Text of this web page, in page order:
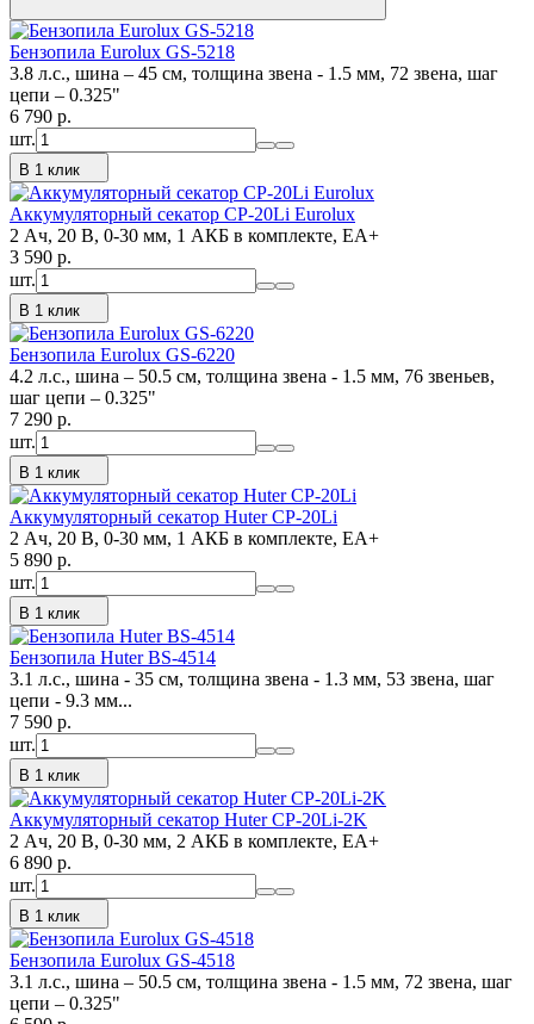
Бензопила Eurolux GS-5218
3.8 л.с., шина – 45 см, толщина звена - 1.5 мм, 72 звена, шаг
цепи – 0.325"
6 790 p.
шт.
В 1 клик
Аккумуляторный секатор CP-20Li Eurolux
2 Ач, 20 В, 0-30 мм, 1 АКБ в комплекте, ЕА+
3 590 p.
шт.
В 1 клик
Бензопила Eurolux GS-6220
4.2 л.с., шина – 50.5 см, толщина звена - 1.5 мм, 76 звеньев,
шаг цепи – 0.325"
7 290 p.
шт.
В 1 клик
Аккумуляторный секатор Huter СР-20Li
2 Ач, 20 В, 0-30 мм, 1 АКБ в комплекте, ЕА+
5 890 p.
шт.
В 1 клик
Бензопила Huter BS-4514
3.1 л.с., шина - 35 см, толщина звена - 1.3 мм, 53 звена, шаг
цепи - 9.3 мм...
7 590 p.
шт.
В 1 клик
Аккумуляторный секатор Huter СР-20Li-2K
2 Ач, 20 В, 0-30 мм, 2 АКБ в комплекте, EA+
6 890 p.
шт.
В 1 клик
Бензопила Eurolux GS-4518
3.1 л.с., шина – 50.5 см, толщина звена - 1.5 мм, 72 звена, шаг
цепи – 0.325"